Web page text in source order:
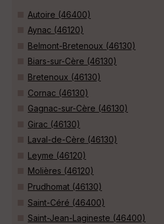
Autoire (46400)
Aynac (46120)
Belmont-Bretenoux (46130)
Biars-sur-Cère (46130)
Bretenoux (46130)
Cornac (46130)
Gagnac-sur-Cère (46130)
Girac (46130)
Laval-de-Cère (46130)
Leyme (46120)
Molières (46120)
Prudhomat (46130)
Saint-Céré (46400)
Saint-Jean-Lagineste (46400)